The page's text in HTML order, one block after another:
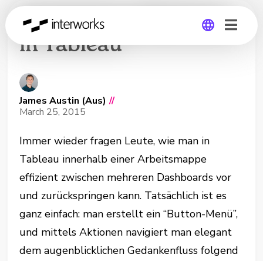
Navigations-Buttons
in Tableau
James Austin (Aus) //
March 25, 2015
Immer wieder fragen Leute, wie man in
Tableau innerhalb einer Arbeitsmappe
effizient zwischen mehreren Dashboards vor
und zurückspringen kann. Tatsächlich ist es
ganz einfach: man erstellt ein “Button-Menü”,
und mittels Aktionen navigiert man elegant
dem augenblicklichen Gedankenfluss folgend